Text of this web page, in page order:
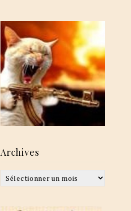
Archives
Archives